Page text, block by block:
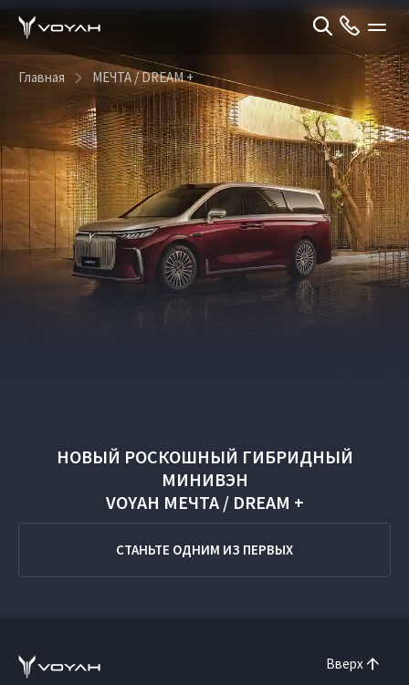
Главная МЕЧТА / DREAM +
НОВЫЙ РОСКОШНЫЙ ГИБРИДНЫЙ
МИНИВЭН
VOYAH МЕЧТА / DREAM +
СТАНЬТЕ ОДНИМ ИЗ ПЕРВЫХ
Вверх